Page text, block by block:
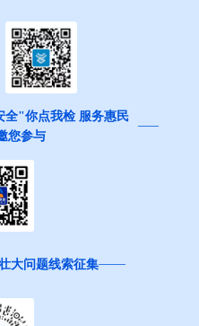
全"你点我检 服务惠民
您参与
大问题线索征集